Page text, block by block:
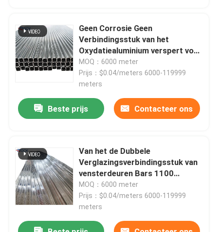
Ongeveer ons
Fabrieksreis
Kwaliteitscontrole
Verzoek om een Citaat
De Bar van het aluminiumverbindingsstuk
Warm Edge afstandsstuk
Geen Corrosie Geen
Verbindingsstuk van het
Oxydatiealuminium verspert voor
Dubbele Verglaasde Eenheden
MOQ：6000 meter
Prijs：$0.04/meters 6000-119999
meters
Beste prijs Contacteer ons
Van het de Dubbele
Verglazingsverbindingsstuk van
vensterdeuren Bars 1100
Aluminiumstrook voor
Geïsoleerd Glas
MOQ：6000 meter
Prijs：$0.04/meters 6000-119999
meters